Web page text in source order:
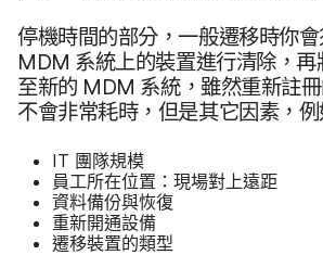
停機​時間​的​部分，​一般​遷移​時​你​
MDM 系統​上​的​裝置​進行​清除，​
至​新​的 MDM 系統，​雖然​重新​註
不會​非常​耗時，​但是​其它​因素，​例
IT 團隊​規模
員工​所​在​位置：​現場​對​上​遠​距
資料​備份​與​恢復
重新​開通​設備
遷​移​裝置​的​類型